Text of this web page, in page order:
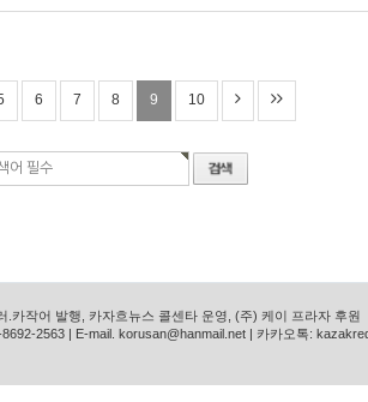
6 7 8 9 10
작어 발행, 카자흐뉴스 콜센타 운영, (주) 케이 프라자 후원
2563 | E-mail. korusan@hanmail.net | 카카오톡: